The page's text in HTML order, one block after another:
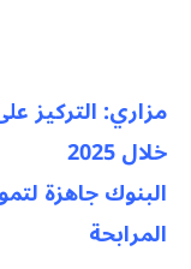
مزاري: التركيز
خلال 2025
البنوك جاهزة
المرابحة